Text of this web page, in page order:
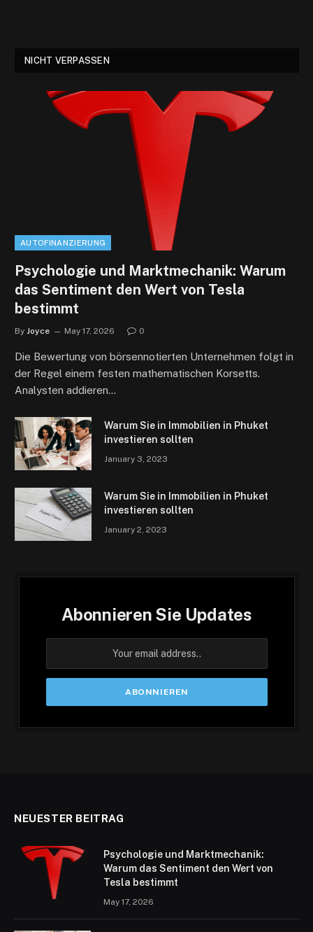
NICHT VERPASSEN
AUTOFINANZIERUNG
Psychologie und Marktmechanik: Warum
das Sentiment den Wert von Tesla
bestimmt
By Joyce May 17, 2026 0
Die Bewertung von börsennotierten Unternehmen folgt in
der Regel einem festen mathematischen Korsetts.
Analysten addieren…
Warum Sie in Immobilien in Phuket
investieren sollten
January 3, 2023
Warum Sie in Immobilien in Phuket
investieren sollten
January 2, 2023
Abonnieren Sie Updates
NEUESTER BEITRAG
Psychologie und Marktmechanik:
Warum das Sentiment den Wert von
Tesla bestimmt
May 17, 2026